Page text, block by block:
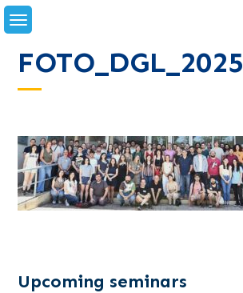
Skip
to
FOTO_DGL_2025
Upcoming seminars